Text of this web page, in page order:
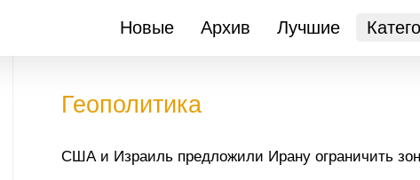
Новые Архив Лучшие
Геополитика
США и Израиль предложили Ирану ограничить